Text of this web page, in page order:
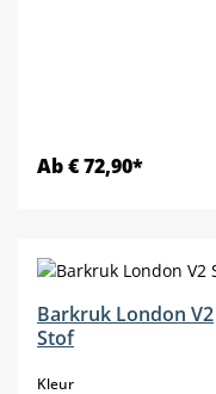
Ab € 72,90*
Barkruk London V2
Stof
Kleurselect